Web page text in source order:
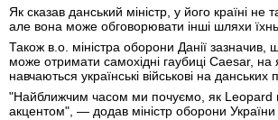
Як сказав данський міністр, у його країні не
але вона може обговорювати інші шляхи
Також в.о. міністра оборони Данії зазначив,
може отримати самохідні гаубиці Caesar, на
навчаються українські військові на данських
"Найближчим часом ми почуємо, як Leopard
акцентом", — додав міністр оборони України